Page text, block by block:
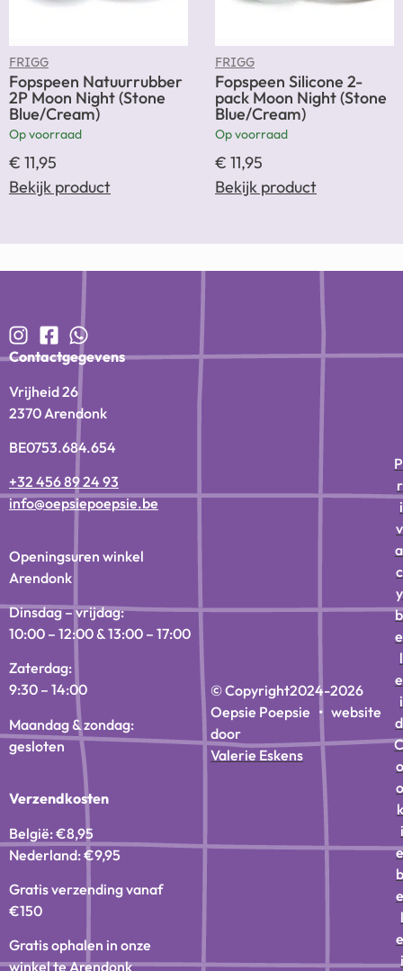
FRIGG
Fopspeen Natuurrubber
2P Moon Night (Stone
Blue/Cream)
Op voorraad
€ 11,95
Bekijk product
FRIGG
Fopspeen Silicone 2-
pack Moon Night (Stone
Blue/Cream)
Op voorraad
€ 11,95
Bekijk product
Contactgegevens
Vrijheid 26
2370 Arendonk
BE0753.684.654
+32 456 89 24 93
info@oepsiepoepsie.be
Openingsuren winkel
Arendonk
Dinsdag – vrijdag:
10:00 – 12:00 & 13:00 – 17:00
Zaterdag:
9:30 – 14:00
Maandag & zondag:
gesloten
Verzendkosten
België: €8,95
Nederland: €9,95
Gratis verzending vanaf
€150
Gratis ophalen in onze
winkel te Arendonk
© Copyright2024-2026
Oepsie Poepsie • website
door
Valerie Eskens
P
r
i
v
a
c
y
b
e
l
e
i
d
C
o
o
k
i
e
b
e
l
e
i